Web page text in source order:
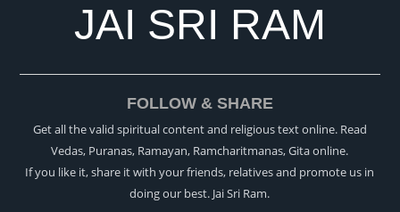
JAI SRI RAM
FOLLOW & SHARE
Get all the valid spiritual content and religious text online. Read
Vedas, Puranas, Ramayan, Ramcharitmanas, Gita online.
If you like it, share it with your friends, relatives and promote us in
doing our best. Jai Sri Ram.